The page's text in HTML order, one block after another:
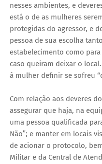
nesses ambientes, e
está o de as mulheres
protegidas do agressor, e
pessoa de sua escolha
estabelecimento como
caso queiram deixar o
à mulher definir se sofreu
Com relação aos deveres
assegurar que haja, na
uma pessoa qualificada
Não”; e manter em locais
de acionar o protocolo,
Militar e da Central de